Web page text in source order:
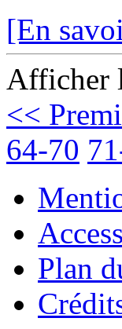
[En
Afficher
<<
64-70
Plan